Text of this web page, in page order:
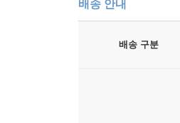
배송 안내
배송 구분